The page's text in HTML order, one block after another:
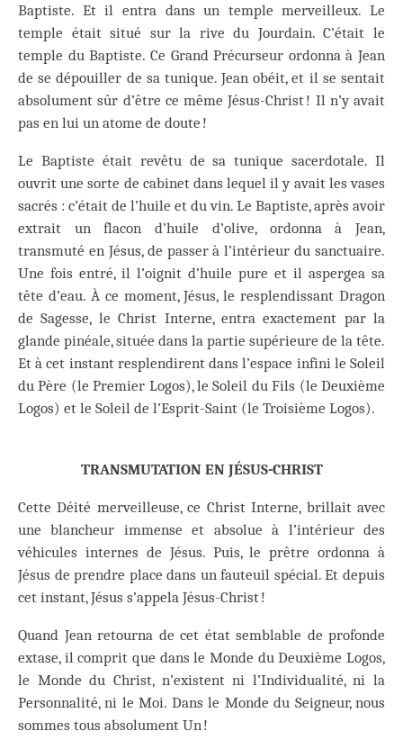
Baptiste. Et il entra dans un temple merveilleux. Le
temple était situé sur la rive du Jourdain. C’était le
temple du Baptiste. Ce Grand Précurseur ordonna à Jean
de se dépouiller de sa tunique. Jean obéit, et il se sentait
absolument sûr d’être ce même Jésus-Christ ! Il n’y avait
pas en lui un atome de doute !
Le Baptiste était revêtu de sa tunique sacerdotale. Il
ouvrit une sorte de cabinet dans lequel il y avait les vases
sacrés : c’était de l’huile et du vin. Le Baptiste, après avoir
extrait un flacon d’huile d’olive, ordonna à Jean,
transmuté en Jésus, de passer à l’intérieur du sanctuaire.
Une fois entré, il l’oignit d’huile pure et il aspergea sa
tête d’eau. À ce moment, Jésus, le resplendissant Dragon
de Sagesse, le Christ Interne, entra exactement par la
glande pinéale, située dans la partie supérieure de la tête.
Et à cet instant resplendirent dans l’espace infini le Soleil
du Père (le Premier Logos), le Soleil du Fils (le Deuxième
Logos) et le Soleil de l’Esprit-Saint (le Troisième Logos).
TRANSMUTATION EN JÉSUS-CHRIST
Cette Déité merveilleuse, ce Christ Interne, brillait avec
une blancheur immense et absolue à l’intérieur des
véhicules internes de Jésus. Puis, le prêtre ordonna à
Jésus de prendre place dans un fauteuil spécial. Et depuis
cet instant, Jésus s’appela Jésus-Christ !
Quand Jean retourna de cet état semblable de profonde
extase, il comprit que dans le Monde du Deuxième Logos,
le Monde du Christ, n’existent ni l’Individualité, ni la
Personnalité, ni le Moi. Dans le Monde du Seigneur, nous
sommes tous absolument Un !